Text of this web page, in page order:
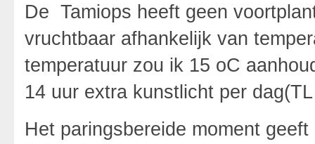
De Tamiops heeft geen
vruchtbaar afhankelijk van
temperatuur zou ik 15 oC
14 uur extra kunstlicht per
Het paringsbereide moment